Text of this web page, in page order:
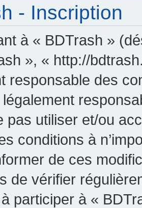
- Inscription
à « BDTrash »
», « http://
responsable des
légalement
pas utiliser et/ou
conditions à
de ces
de vérifier
participer à «